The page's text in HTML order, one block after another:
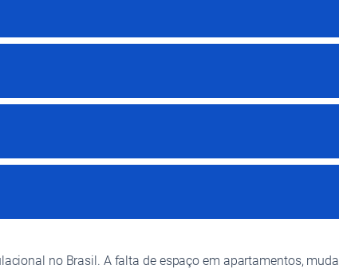
no Brasil. A falta de espaço em apartamentos,